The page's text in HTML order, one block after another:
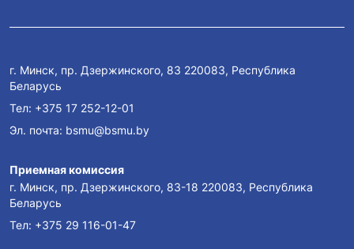
г. Минск, пр. Дзержинского, 83 220083, Республика
Беларусь
Тел: +375 17 252-12-01
Эл. почта: bsmu@bsmu.by
Приемная комиссия
г. Минск, пр. Дзержинского, 83-18 220083, Республика
Беларусь
Тел: +375 29 116-01-47